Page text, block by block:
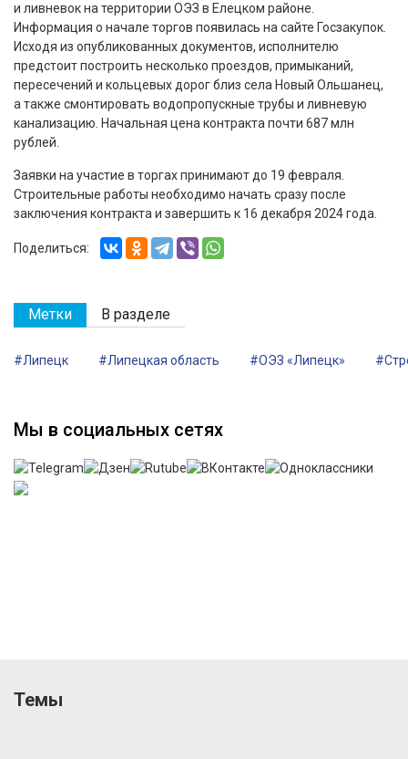
и ливневок на территории ОЭЗ в Елецком районе.
Информация о начале торгов появилась на сайте Госзакупок.
Исходя из опубликованных документов, исполнителю
предстоит построить несколько проездов, примыканий,
пересечений и кольцевых дорог близ села Новый Ольшанец,
а также смонтировать водопропускные трубы и ливневую
канализацию. Начальная цена контракта почти 687 млн
рублей.
Заявки на участие в торгах принимают до 19 февраля.
Строительные работы необходимо начать сразу после
заключения контракта и завершить к 16 декабря 2024 года.
Поделиться:
Метки В разделе
#Липецк #Липецкая область #ОЭЗ «Липецк»
Мы в социальных сетях
Темы